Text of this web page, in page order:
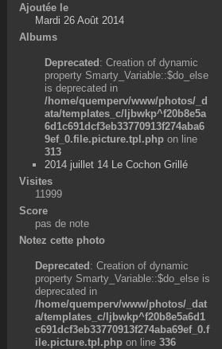
Ajoutée le
Mardi 26 Août 2014
Albums
Deprecated: Creation of dynamic
property Smarty_Variable::$do_else
is deprecated in
/home/quemperv/www/photos/_d
ata/templates_c/ljbwkp^f20b8e5a
6d1c691dcf3eb33770913f274aba6
9ef_0.file.picture.tpl.php on line
313
2014 juillet 14 Le Cochon Grillé
Visites
11999
Score
pas de note
Notez cette photo
Deprecated: Creation of dynamic
property Smarty_Variable::$do_else is
deprecated in
/home/quemperv/www/photos/_dat
a/templates_c/ljbwkp^f20b8e5a6d1
c691dcf3eb33770913f274aba69ef_0.f
ile.picture.tpl.phpon line 336